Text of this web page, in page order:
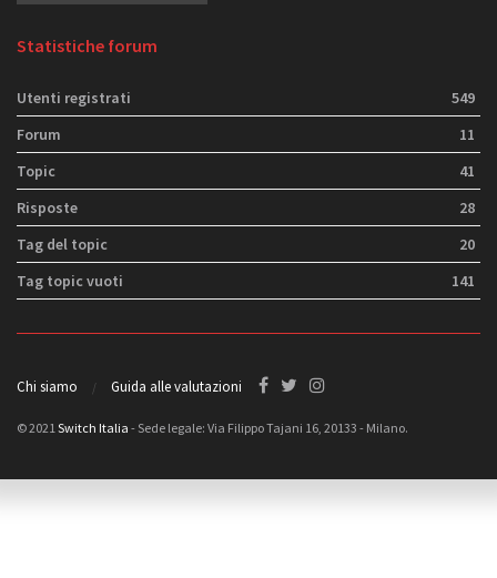
Statistiche forum
Utenti registrati
549
Forum
11
Topic
41
Risposte
28
Tag del topic
20
Tag topic vuoti
141
Chi siamo Guida alle valutazioni
© 2021 Switch Italia - Sede legale: Via Filippo Tajani 16, 20133 - Milano.